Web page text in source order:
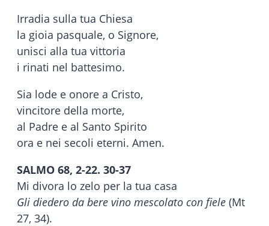
Irradia sulla tua Chiesa
la gioia pasquale, o Signore,
unisci alla tua vittoria
i rinati nel battesimo.
Sia lode e onore a Cristo,
vincitore della morte,
al Padre e al Santo Spirito
ora e nei secoli eterni. Amen.
SALMO 68, 2-22. 30-37
Mi divora lo zelo per la tua casa
Gli diedero da bere vino mescolato con fiele (Mt
27, 34).